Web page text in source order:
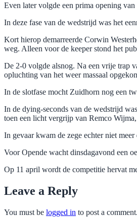
Even later volgde een prima opening
In deze fase van de wedstrijd was het
Kort hierop demarreerde Corwin
weg. Alleen voor de keeper stond het
De 2-0 volgde alsnog. Na een vrije trap
opluchting van het weer massaal
In de slotfase mocht Zuidhorn nog een
In de dying-seconds van de wedstrijd
toen een licht vergrijp van Remco
In gevaar kwam de zege echter niet
Voor Opende wacht dinsdagavond een
Op 11 april wordt de competitie hervat
Leave a Reply
You must be logged in to post a comment.